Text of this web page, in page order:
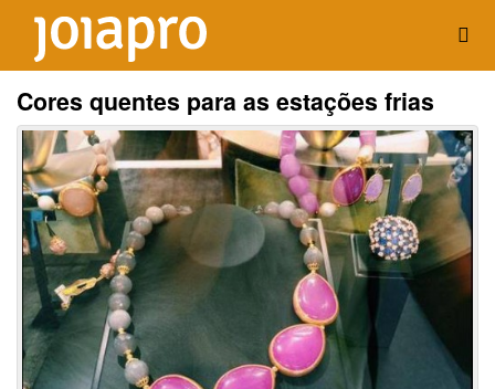
Cores quentes para as estações frias